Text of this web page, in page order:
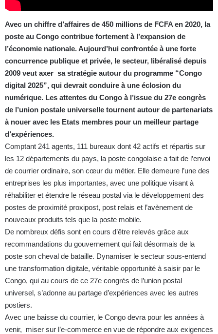
Avec un chiffre d’affaires de 450 millions de FCFA en 2020, la
poste au Congo contribue fortement à l’expansion de
l’économie nationale. Aujourd’hui confrontée à une forte
concurrence publique et privée, le secteur, libéralisé depuis
2009 veut axer sa stratégie autour du programme “Congo
digital 2025”, qui devrait conduire à une éclosion du
numérique. Les attentes du Congo à l’issue du 27e congrès
de l’union postale universelle tournent autour de partenariats
à nouer avec les Etats membres pour un meilleur partage
d’expériences.
Comptant 241 agents, 111 bureaux dont 42 actifs et répartis sur
les 12 départements du pays, la poste congolaise a fait de l’envoi
de courrier ordinaire, son cœur du métier. Elle demeure l’une des
entreprises les plus importantes, avec une politique visant à
réhabiliter et étendre le réseau postal via le développement des
postes de proximité proxipost, post relais et l’avènement de
nouveaux produits tels que la poste mobile.
De nombreux défis sont en cours d’être relevés grâce aux
recommandations du gouvernement qui fait désormais de la
poste son cheval de bataille. Dynamiser le secteur sous-entend
une transformation digitale, véritable opportunité à saisir par le
Congo, qui au cours de ce 27e congrès de l’union postal
universel, s’adonne au partage d’expériences avec les autres
postiers.
Avec une baisse du courrier, le Congo devra pour les années à
venir, miser sur l’e-commerce en vue de répondre aux exigences